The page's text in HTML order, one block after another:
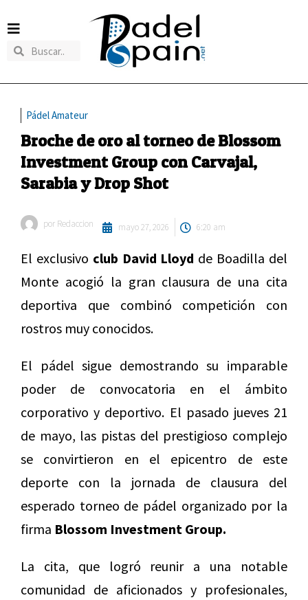
Pádel Amateur
Broche de oro al torneo de Blossom
Investment Group con Carvajal,
Sarabia y Drop Shot
por Redaccion mayo 27, 2026 6:20 am
El exclusivo club David Lloyd de Boadilla del
Monte acogió la gran clausura de una cita
deportiva que combinó competición con
rostros muy conocidos.
El pádel sigue demostrando su imparable
poder de convocatoria en el ámbito
corporativo y deportivo. El pasado jueves 21
de mayo, las pistas del prestigioso complejo
se convirtieron en el epicentro de este
deporte con la jornada de clausura del
esperado torneo de pádel organizado por la
firma Blossom Investment Group.
La cita, que logró reunir a una notable
comunidad de aficionados y profesionales,